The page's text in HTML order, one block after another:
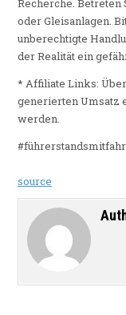
Recherche. Betreten
oder Gleisanlagen.
unberechtigte
der Realität ein
* Affiliate Links:
generierten Umsatz
werden.
source